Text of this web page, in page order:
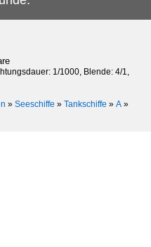
1/1000, Blende: 4/1,
» Seeschiffe » Tankschiffe » A »